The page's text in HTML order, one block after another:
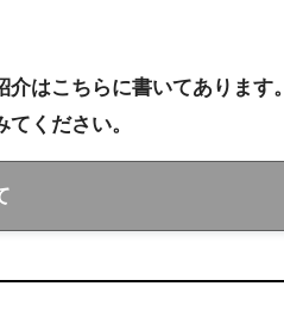
はこちらに書いてあります。
ください。